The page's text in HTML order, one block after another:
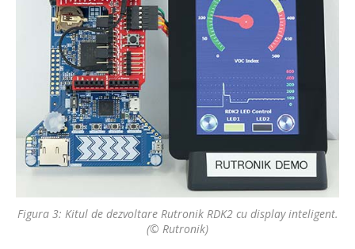
Figura 3: Kitul de dezvoltare Rutronik RDK2 cu display inteligent.
(© Rutronik)